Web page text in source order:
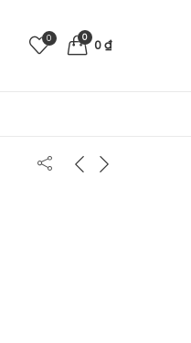
0 0
0 ₫